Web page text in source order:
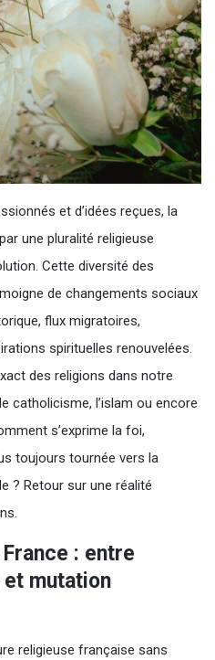
et d’idées reçues, la
une pluralité religieuse
Cette diversité des
de changements sociaux
flux migratoires,
spirituelles renouvelées.
des religions dans notre
catholicisme, l’islam ou encore
s’exprime la foi,
toujours tournée vers la
? Retour sur une réalité
: entre
mutation
religieuse française sans